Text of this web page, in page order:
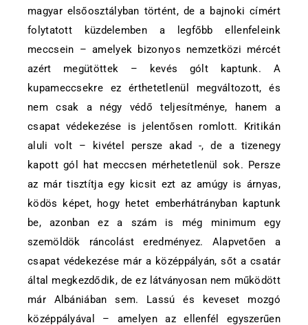
magyar elsőosztályban történt, de a bajnoki címért
folytatott küzdelemben a legfőbb ellenfeleink
meccsein – amelyek bizonyos nemzetközi mércét
azért megütöttek – kevés gólt kaptunk. A
kupameccsekre ez érthetetlenül megváltozott, és
nem csak a négy védő teljesítménye, hanem a
csapat védekezése is jelentősen romlott. Kritikán
aluli volt – kivétel persze akad -, de a tizenegy
kapott gól hat meccsen mérhetetlenül sok. Persze
az már tisztítja egy kicsit ezt az amúgy is árnyas,
ködös képet, hogy hetet emberhátrányban kaptunk
be, azonban ez a szám is még minimum egy
szemöldök ráncolást eredményez. Alapvetően a
csapat védekezése már a középpályán, sőt a csatár
által megkezdődik, de ez látványosan nem működött
már Albániában sem. Lassú és keveset mozgó
középpályával – amelyen az ellenfél egyszerűen